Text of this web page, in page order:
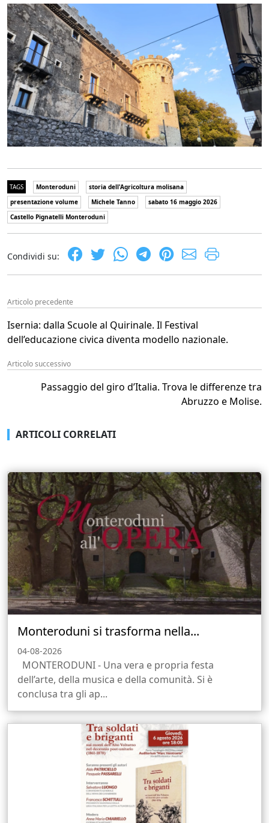
TAGS Monteroduni
storia dell'Agricoltura molisana
presentazione volume
Michele Tanno
sabato 16 maggio 2026
Castello Pignatelli Monteroduni
Condividi su:
Articolo precedente
Isernia: dalla Scuole al Quirinale. Il Festival
dell’educazione civica diventa modello nazionale.
Articolo successivo
Passaggio del giro d’Italia. Trova le differenze tra
Abruzzo e Molise.
ARTICOLI CORRELATI
Monteroduni si trasforma nella...
04-08-2026
MONTERODUNI - Una vera e propria festa
dell’arte, della musica e della comunità. Si è
conclusa tra gli ap...